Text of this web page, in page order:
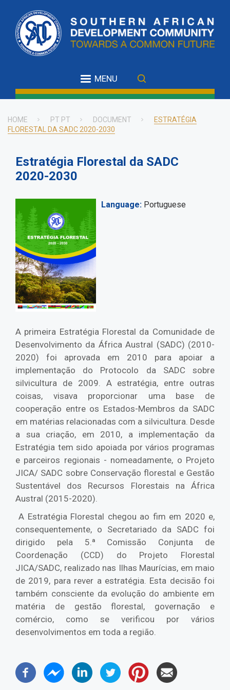
main
content
MENU
Breadcrumb
HOME PT PT DOCUMENT
ESTRATÉGIA
FLORESTAL DA SADC 2020-2030
Estratégia Florestal da SADC
2020-2030
Language Portuguese
A primeira Estratégia Florestal da Comunidade de
Desenvolvimento da África Austral (SADC) (2010-
2020) foi aprovada em 2010 para apoiar a
implementação do Protocolo da SADC sobre
silvicultura de 2009. A estratégia, entre outras
coisas, visava proporcionar uma base de
cooperação entre os Estados-Membros da SADC
em matérias relacionadas com a silvicultura. Desde
a sua criação, em 2010, a implementação da
Estratégia tem sido apoiada por vários programas
e parceiros regionais - nomeadamente, o Projeto
JICA/ SADC sobre Conservação florestal e Gestão
Sustentável dos Recursos Florestais na África
Austral (2015-2020).
A Estratégia Florestal chegou ao fim em 2020 e,
consequentemente, o Secretariado da SADC foi
dirigido pela 5.ª Comissão Conjunta de
Coordenação (CCD) do Projeto Florestal
JICA/SADC, realizado nas Ilhas Maurícias, em maio
de 2019, para rever a estratégia. Esta decisão foi
também consciente da evolução do ambiente em
matéria de gestão florestal, governação e
comércio, como se verificou por vários
desenvolvimentos em toda a região.